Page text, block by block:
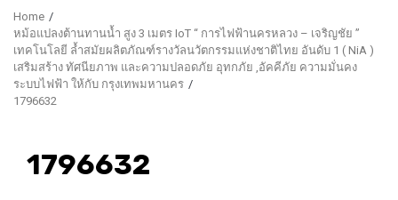
Home
หม้อแปลงต้านทานน้ำ สูง 3 เมตร IoT “ การไฟฟ้านครหลวง – เจริญชัย ”
เทคโนโลยี ล้ำสมัยผลิตภัณฑ์รางวัลนวัตกรรมแห่งชาติไทย อันดับ 1 ( NiA )
เสริมสร้าง ทัศนียภาพ และความปลอดภัย อุทกภัย ,อัคคีภัย ความมั่นคง
ระบบไฟฟ้า ให้กับ กรุงเทพมหานคร
1796632
1796632